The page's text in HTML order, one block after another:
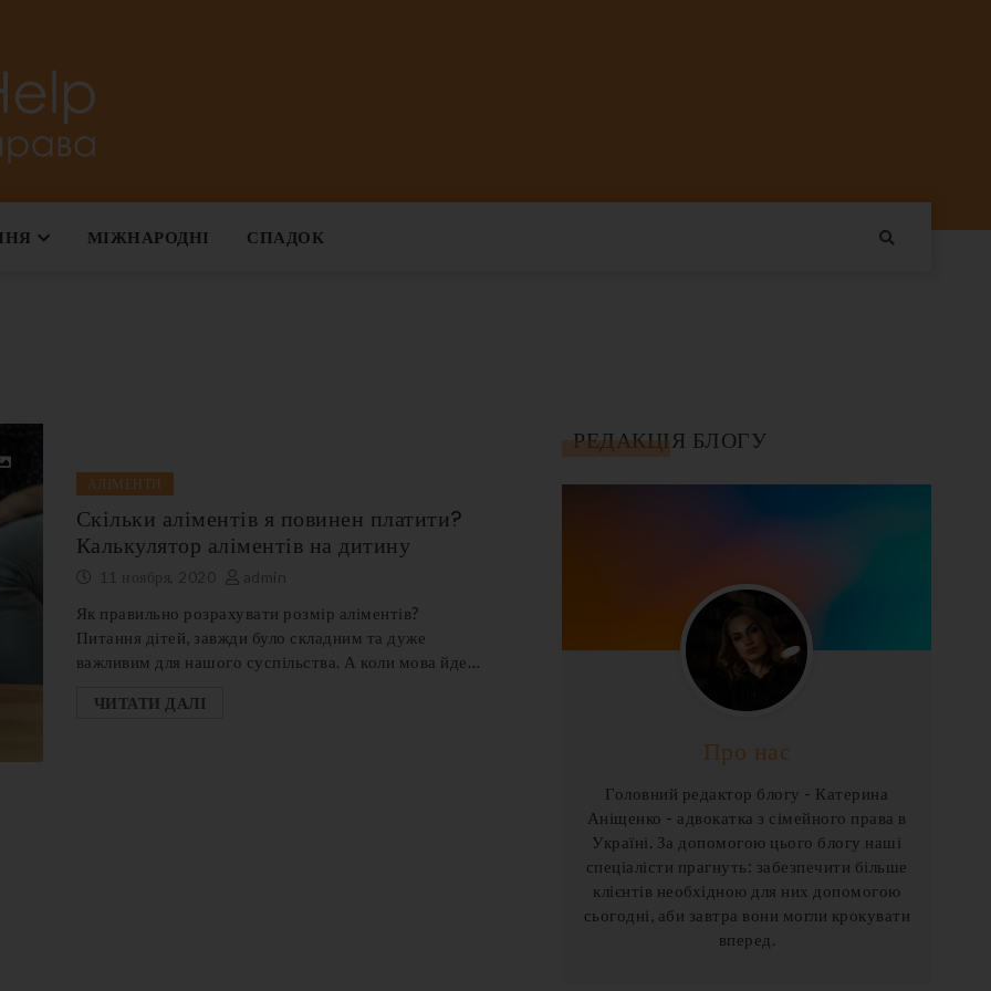
МІЖНАРОДНІ СПАДОК
АЛІМЕНТИ
Скільки аліментів я повинен платити?
Калькулятор аліментів на дитину
11 ноября, 2020 admin
Як правильно розрахувати розмір аліментів?
Питання дітей, завжди було складним та дуже
важливим для нашого суспільства. А коли мова йде…
ЧИТАТИ ДАЛІ
РЕДАКЦІЯ БЛОГУ
Про нас
Головний редактор блогу - Катерина
Аніщенко - адвокатка з сімейного права в
Україні. За допомогою цього блогу наші
спеціалісти прагнуть: забезпечити більше
клієнтів необхідною для них допомогою
сьогодні, аби завтра вони могли крокувати
вперед.